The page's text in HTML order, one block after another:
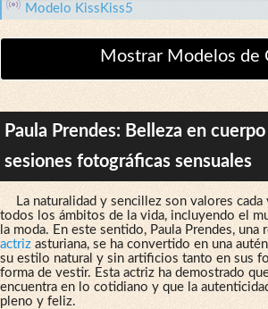
Modelo KissKiss5
Mostrar Modelos de
Paula Prendes: Belleza en
sesiones fotográficas sensuales
La naturalidad y sencillez son valores cada
todos los ámbitos de la vida, incluyendo el
la moda. En este sentido, Paula Prendes,
actriz asturiana, se ha convertido en una
su estilo natural y sin artificios tanto en sus
forma de vestir. Esta actriz ha demostrado
encuentra en lo cotidiano y que la
pleno y feliz.